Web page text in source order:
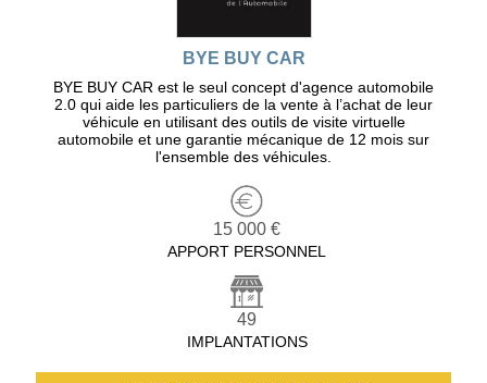
BYE BUY CAR
BYE BUY CAR est le seul concept d'agence automobile
2.0 qui aide les particuliers de la vente à l’achat de leur
véhicule en utilisant des outils de visite virtuelle
automobile et une garantie mécanique de 12 mois sur
l'ensemble des véhicules.
15 000 €
APPORT PERSONNEL
49
IMPLANTATIONS